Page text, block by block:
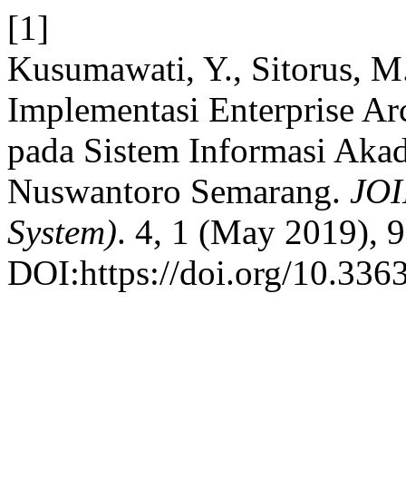
[1]
Kusumawati, Y., Sitorus,
Implementasi Enterprise
pada Sistem Informasi
Nuswantoro Semarang.
System). 4, 1 (May 2019),
DOI:https://doi.org/